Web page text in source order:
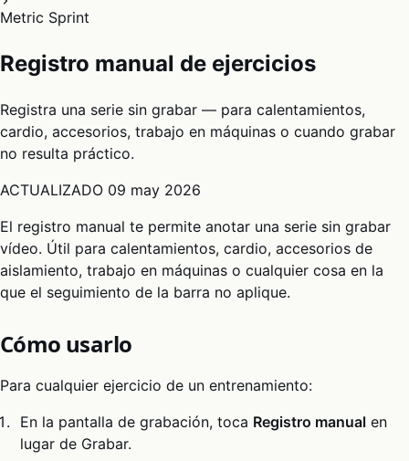
Metric Sprint
Registro manual de ejercicios
Registra una serie sin grabar — para calentamientos,
cardio, accesorios, trabajo en máquinas o cuando grabar
no resulta práctico.
ACTUALIZADO 09 may 2026
El registro manual te permite anotar una serie sin grabar
vídeo. Útil para calentamientos, cardio, accesorios de
aislamiento, trabajo en máquinas o cualquier cosa en la
que el seguimiento de la barra no aplique.
Cómo usarlo
Para cualquier ejercicio de un entrenamiento:
En la pantalla de grabación, toca Registro manual en
lugar de Grabar.